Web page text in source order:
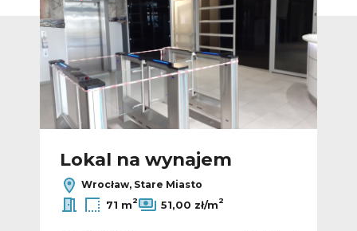
Lokal na wynajem
Wrocław, Stare Miasto
71 m2 51,00 zł/m2